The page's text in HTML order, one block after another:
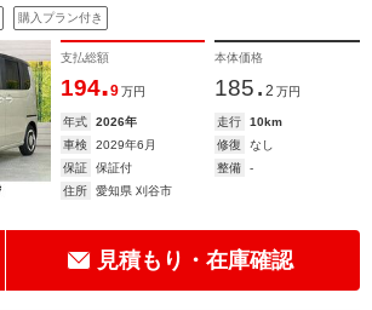
購入プラン付き
支払総額
194.9 万円
本体価格
185. 2 万円
年式 2026年 走行
10km
車検
2029年6月 修復
なし
保証
保証付 整備
-
住所
愛知県 刈谷市
見積もり・在庫確認